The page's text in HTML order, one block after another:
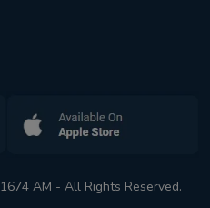
AM - All Rights Reserved.